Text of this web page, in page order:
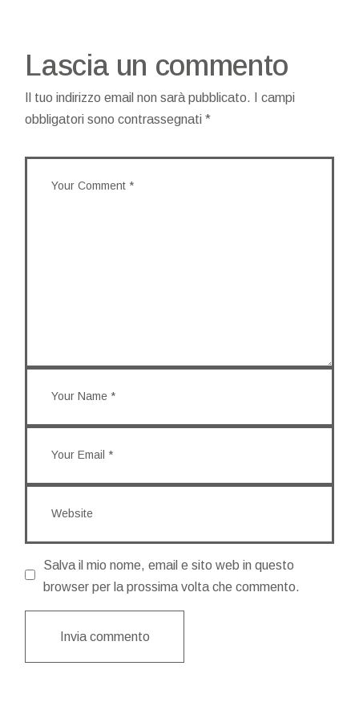
Lascia un commento
Il tuo indirizzo email non sarà pubblicato.
I campi
obbligatori sono contrassegnati*
Salva il mio nome, email e sito web in questo
browser per la prossima volta che commento.
Invia commento